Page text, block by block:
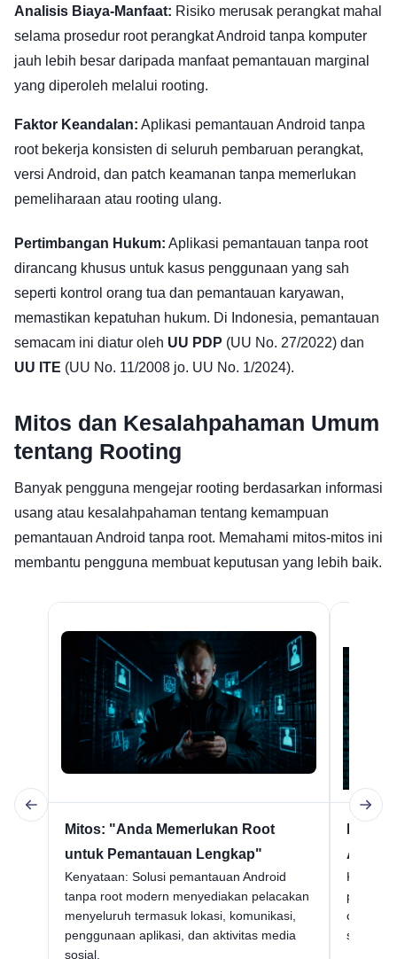
Analisis Biaya-Manfaat: Risiko merusak perangkat mahal
selama prosedur root perangkat Android tanpa komputer
jauh lebih besar daripada manfaat pemantauan marginal
yang diperoleh melalui rooting.
Faktor Keandalan: Aplikasi pemantauan Android tanpa
root bekerja konsisten di seluruh pembaruan perangkat,
versi Android, dan patch keamanan tanpa memerlukan
pemeliharaan atau rooting ulang.
Pertimbangan Hukum: Aplikasi pemantauan tanpa root
dirancang khusus untuk kasus penggunaan yang sah
seperti kontrol orang tua dan pemantauan karyawan,
memastikan kepatuhan hukum. Di Indonesia, pemantauan
semacam ini diatur oleh UU PDP (UU No. 27/2022) dan
UU ITE (UU No. 11/2008 jo. UU No. 1/2024).
Mitos dan Kesalahpahaman Umum
tentang Rooting
Banyak pengguna mengejar rooting berdasarkan informasi
usang atau kesalahpahaman tentang kemampuan
pemantauan Android tanpa root. Memahami mitos-mitos ini
membantu pengguna membuat keputusan yang lebih baik.
Mitos: "Anda Memerlukan Root
untuk Pemantauan Lengkap"
Kenyataan: Solusi pemantauan Android
tanpa root modern menyediakan pelacakan
menyeluruh termasuk lokasi, komunikasi,
penggunaan aplikasi, dan aktivitas media
sosial.
Aman
cara
sering